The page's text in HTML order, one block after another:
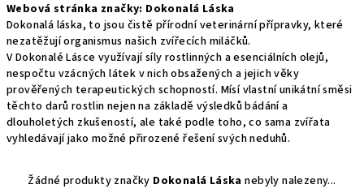
Webová stránka značky: Dokonalá Láska
Dokonalá láska, to jsou čistě přírodní veterinární přípravky, které
nezatěžují organismus našich zvířecích miláčků.
V Dokonalé Lásce využívají síly rostlinných a esenciálních olejů,
nespočtu vzácných látek v nich obsažených a jejich věky
prověřených terapeutických schopností. Mísí vlastní unikátní směsi
těchto darů rostlin nejen na základě výsledků bádání a
dlouholetých zkušeností, ale také podle toho, co sama zvířata
vyhledávají jako možné přirozené řešení svých neduhů.
Žádné produkty značky Dokonalá Láska nebyly nalezeny...